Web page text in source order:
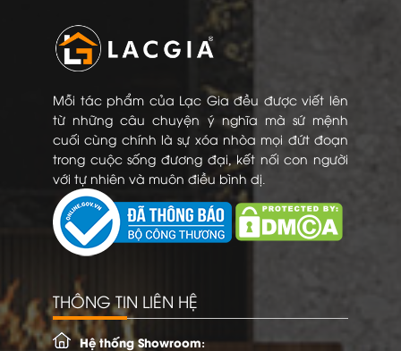
Mỗi tác phẩm của Lạc Gia đều được viết lên
từ những câu chuyện ý nghĩa mà sứ mệnh
cuối cùng chính là sự xóa nhòa mọi đứt đoạn
trong cuộc sống đương đại, kết nối con người
với tự nhiên và muôn điều bình dị.
THÔNG TIN LIÊN HỆ
Hệ thống Showroom: